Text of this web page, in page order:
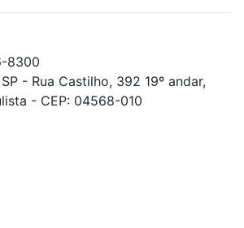
8300
- Rua Castilho, 392 19º andar,
- CEP: 04568-010